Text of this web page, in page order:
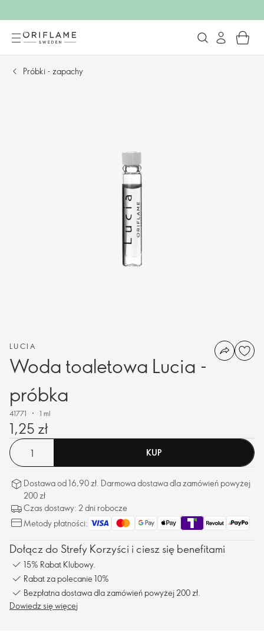
Próbki - zapachy
LUCIA
Woda toaletowa Lucia -
próbka
41771 1 ml
1,25 zł
KUP
Dostawa od 16,90 zł. Darmowa dostawa dla zamówień powyżej
200 zł
Czas dostawy: 2 dni robocze
Metody płatności:
Dołącz do Strefy Korzyści i ciesz się benefitami
15% Rabat Klubowy.
Rabat za polecanie 10%
Bezpłatna dostawa dla zamówień powyżej 200 zł.
Dowiedz się więcej